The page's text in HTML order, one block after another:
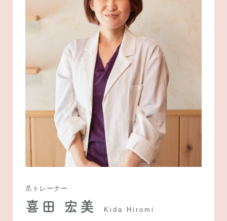
爪トレーナー
喜田 宏美 Kida Hiromi